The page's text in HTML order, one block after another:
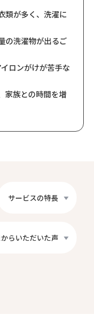
類が多く、洗濯に
の洗濯物が出るご
ロンがけが苦手な
家族との時間を増
サービスの特長
らいただいた声